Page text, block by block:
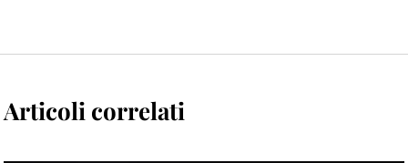
Articoli correlati